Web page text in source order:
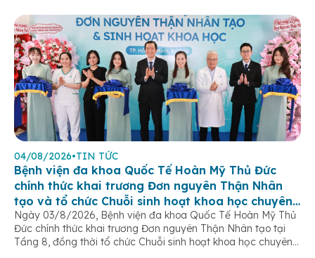
04/08/2026•TIN TỨC
Bệnh viện đa khoa Quốc Tế Hoàn Mỹ Thủ Đức
chính thức khai trương Đơn nguyên Thận Nhân
tạo và tổ chức Chuỗi sinh hoạt khoa học chuyên
đề
Ngày 03/8/2026, Bệnh viện đa khoa Quốc Tế Hoàn Mỹ Thủ
Đức chính thức khai trương Đơn nguyên Thận Nhân tạo tại
Tầng 8, đồng thời tổ chức Chuỗi sinh hoạt khoa học chuyên